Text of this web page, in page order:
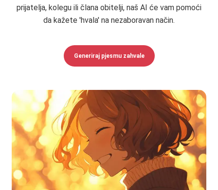
prijatelja, kolegu ili člana obitelji, naš AI će vam pomoći
da kažete 'hvala' na nezaboravan način.
Generiraj pjesmu zahvale